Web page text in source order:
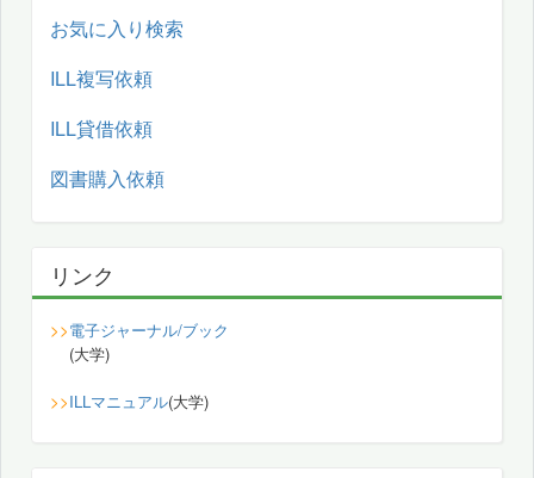
お気に入り検索
ILL複写依頼
ILL貸借依頼
図書購入依頼
リンク
>>電子ジャーナル/ブック
(大学)
>>ILLマニュアル(大学)